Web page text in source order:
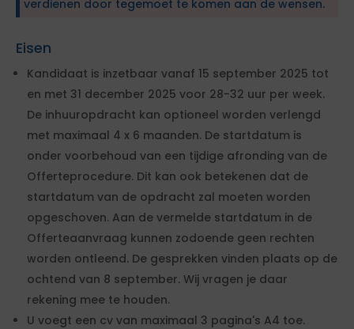
verdienen door tegemoet te komen aan de wensen.
Eisen
Kandidaat is inzetbaar vanaf 15 september 2025 tot
en met 31 december 2025 voor 28-32 uur per week.
De inhuuropdracht kan optioneel worden verlengd
met maximaal 4 x 6 maanden. De startdatum is
onder voorbehoud van een tijdige afronding van de
Offerteprocedure. Dit kan ook betekenen dat de
startdatum van de opdracht zal moeten worden
opgeschoven. Aan de vermelde startdatum in de
Offerteaanvraag kunnen zodoende geen rechten
worden ontleend. De gesprekken vinden plaats op de
ochtend van 8 september. Wij vragen je daar
rekening mee te houden.
U voegt een cv van maximaal 3 pagina's A4 toe.